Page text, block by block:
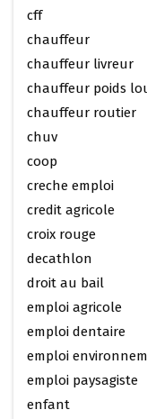
cff
chauffeur
chauffeur livreur
chauffeur poids
chauffeur routier
chuv
coop
creche emploi
credit agricole
croix rouge
decathlon
droit au bail
emploi agricole
emploi dentaire
emploi
emploi paysagiste
enfant